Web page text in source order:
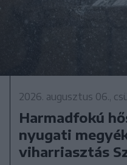
2026. augusztus 06.,
Harmadfokú
nyugati
viharriasztás